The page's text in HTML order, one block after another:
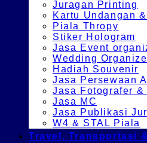
Juragan Printing
Kartu Undangan
Piala Thropy
Stiker Hologram
Jasa Event
Wedding
Hadiah Souvenir
Jasa Persewaan
Jasa Fotografer
Jasa MC
Jasa Publikasi
W4 & STAL Piala
Travel, Transportasi